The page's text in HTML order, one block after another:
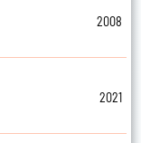
2008
2021